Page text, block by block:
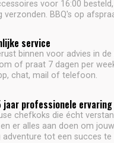
voor 16:00
verzonden. BBQ's op
service
binnen voor advies in
of praat 7 dagen per
chat, mail of telefoon.
jaar professionele ervaring
chefkoks die écht
en er alles aan doen om
adventure tot een succes te